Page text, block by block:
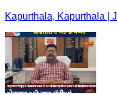
Kapurthala, Kapurthala |